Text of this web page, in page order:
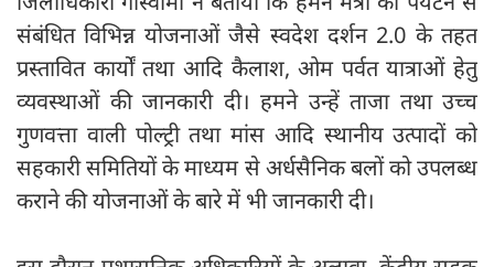
संबंधित विभिन्न योजनाओं जैसे स्वदेश दर्शन 2.0 के तहत
प्रस्तावित कार्यों तथा आदि कैलाश, ओम पर्वत यात्राओं हेतु
व्यवस्थाओं की जानकारी दी। हमने उन्हें ताजा तथा उच्च
गुणवत्ता वाली पोल्ट्री तथा मांस आदि स्थानीय उत्पादों को
सहकारी समितियों के माध्यम से अर्धसैनिक बलों को उपलब्ध
कराने की योजनाओं के बारे में भी जानकारी दी।